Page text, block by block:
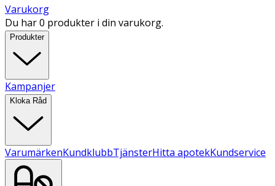
Varukorg
Du har 0 produkter i din varukorg.
Produkter
Kampanjer
Kloka Råd
VarumärkenKundklubbTjänsterHitta apotekKundservice